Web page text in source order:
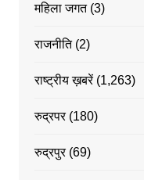
महिला जगत(3)
राजनीति(2)
राष्ट्रीय ख़बरें(1,263)
रुद्रपर(180)
रुद्रपुर(69)